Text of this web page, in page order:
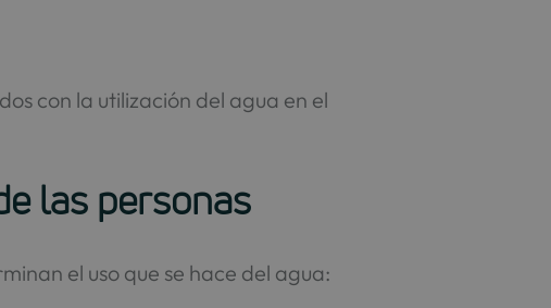
con la utilización del agua en el
las personas
el uso que se hace del agua: